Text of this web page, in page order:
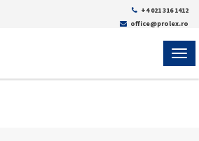
+4 021 316 1412
office@prolex.ro